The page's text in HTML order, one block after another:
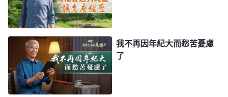
可以用這個跟老弟兄溝通，把我能做的做到。就這
樣，一個上午我就用這些經文跟老弟兄溝通。下午，
讓我喜出望外的是，第一個意大利語電影——《敬虔
的奥秘》的宣傳片出來了，我馬上發給了老弟兄。老
弟兄説他看懂了，這部電影講的是關于
來的内容。之後，他迫不及待地問我：「主回來了？
我不再因年紀大而愁苦憂慮
了